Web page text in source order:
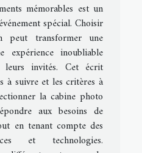
mémorables est un
spécial. Choisir
peut transformer une
inoubliable
invités. Cet écrit
à suivre et les critères à
la cabine photo
aux besoins de
en tenant compte des
et technologies.